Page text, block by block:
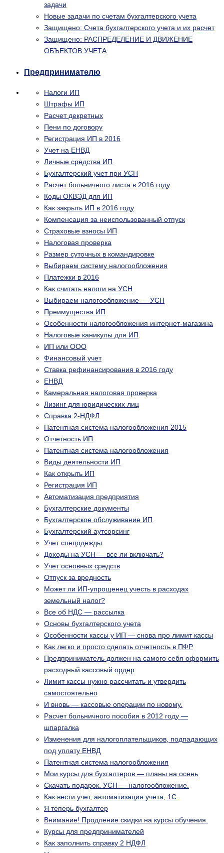
задачи
Новые задачи по счетам бухгалтерского учета
Защищено: Счета бухгалтерского учета и их расчет
Защищено: РАСПРЕДЕЛЕНИЕ И ДВИЖЕНИЕ
ОБЪЕКТОВ УЧЕТА
Предпринимателю
Налоги ИП
Штрафы ИП
Расчет декретных
Пени по договору
Регистрация ИП в 2016
Учет на ЕНВД
Личные средства ИП
Бухгалтерский учет при УСН
Расчет больничного листа в 2016 году
Коды ОКВЭД для ИП
Как закрыть ИП в 2016 году
Компенсация за неиспользованный отпуск
Страховые взносы ИП
Налоговая проверка
Размер суточных в командировке
Выбираем систему налогообложения
Платежки в 2016
Как считать налоги на УСН
Выбираем налогообложение — УСН
Преимущества ИП
Особенности налогообложения интернет-магазина
Налоговые каникулы для ИП
ИП или ООО
Финансовый учет
Ставка рефинансирования в 2016 году
ЕНВД
Камеральная налоговая проверка
Лизинг для юридических лиц
Справка 2-НДФЛ
Патентная система налогообложения 2015
Отчетность ИП
Патентная система налогообложения
Виды деятельности ИП
Как открыть ИП
Регистрация ИП
Автоматизация предприятия
Бухгалтерские документы
Бухгалтерское обслуживание ИП
Бухгалтерский аутсорсинг
Учет спецодежды
Доходы на УСН — все ли включать?
Учет основных средств
Отпуск за вредность
Может ли ИП-упрощенец учесть в расходах
земельный налог?
Все об НДС — рассылка
Основы бухгалтерского учета
Особенности кассы у ИП — снова про лимит кассы
Как легко и просто сделать отчетность в ПФР
Предприниматель должен на самого себя оформить
расходный кассовый ордер
Лимит кассы нужно рассчитать и утвердить
самостоятельно
И вновь — кассовые операции по новому.
Расчет больничного пособия в 2012 году —
шпаргалка
Изменения для налогоплательщиков, подпадающих
под уплату ЕНВД
Патентная система налогообложения
Мои курсы для бухгалтеров — планы на осень
Скачать подарок. УСН — налогообложение.
Как вести учет, автоматизация учета, 1С.
Я теперь бухгалтер
Внимание! Продление скидки на курсы обучения.
Курсы для предпринимателей
Как заполнить справку 2 НДФЛ